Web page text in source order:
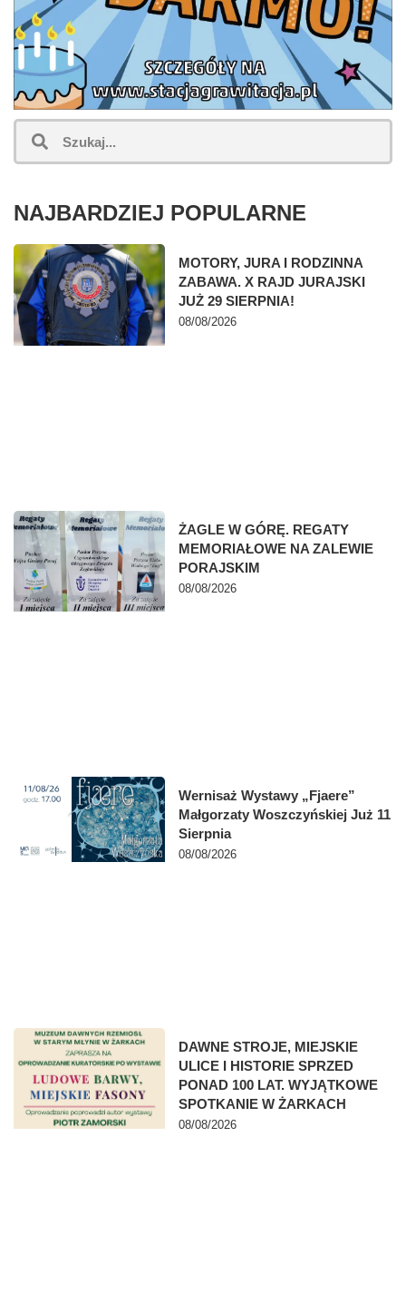
NAJBARDZIEJ POPULARNE
MOTORY, JURA I RODZINNA
ZABAWA. X RAJD JURAJSKI
JUŻ 29 SIERPNIA!
08/08/2026
ŻAGLE W GÓRĘ. REGATY
MEMORIAŁOWE NA ZALEWIE
PORAJSKIM
08/08/2026
Wernisaż Wystawy „Fjaere”
Małgorzaty Woszczyńskiej Już 11
Sierpnia
08/08/2026
DAWNE STROJE, MIEJSKIE
ULICE I HISTORIE SPRZED
PONAD 100 LAT. WYJĄTKOWE
SPOTKANIE W ŻARKACH
08/08/2026